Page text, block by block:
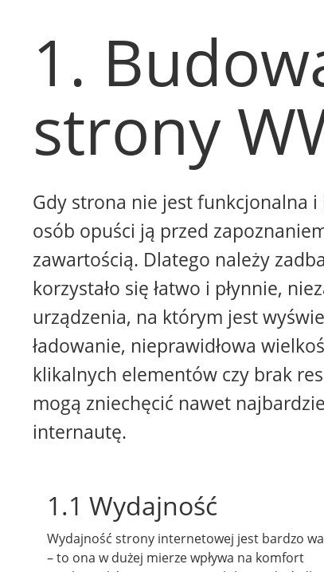
1.
strony
Gdy strona nie jest funkcjonalna
osób opuści ją przed
zawartością. Dlatego należy
korzystało się łatwo i płynnie,
urządzenia, na którym jest
ładowanie, nieprawidłowa
klikalnych elementów czy brak
mogą zniechęcić nawet
internautę.
1.1 Wydajność
Wydajność strony internetowej jest bardzo
– to ona w dużej mierze wpływa na komfort